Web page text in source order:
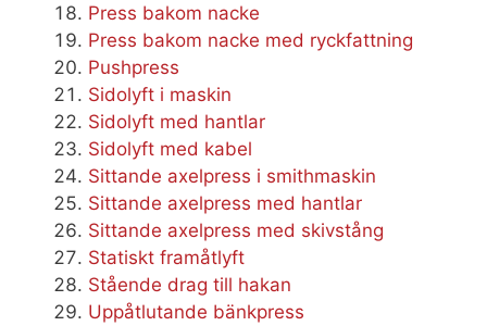
Press bakom nacke
Press bakom nacke med ryckfattning
Pushpress
Sidolyft i maskin
Sidolyft med hantlar
Sidolyft med kabel
Sittande axelpress i smithmaskin
Sittande axelpress med hantlar
Sittande axelpress med skivstång
Statiskt framåtlyft
Stående drag till hakan
Uppåtlutande bänkpress